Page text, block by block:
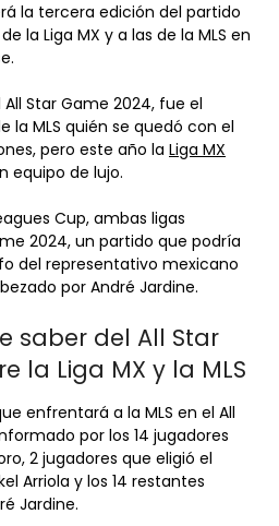
la tercera edición del partido
la Liga MX y a las de la MLS en
Star Game 2024, fue el
la MLS quién se quedó con el
pero este año la Liga MX
equipo de lujo.
Cup, ambas ligas
2024, un partido que podría
del representativo mexicano
por André Jardine.
saber del All Star
la Liga MX y la MLS
enfrentará a la MLS en el All
por los 14 jugadores
2 jugadores que eligió el
Arriola y los 14 restantes
Jardine.